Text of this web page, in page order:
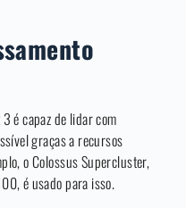
é capaz de lidar com
graças a recursos
o Colossus Supercluster,
é usado para isso.